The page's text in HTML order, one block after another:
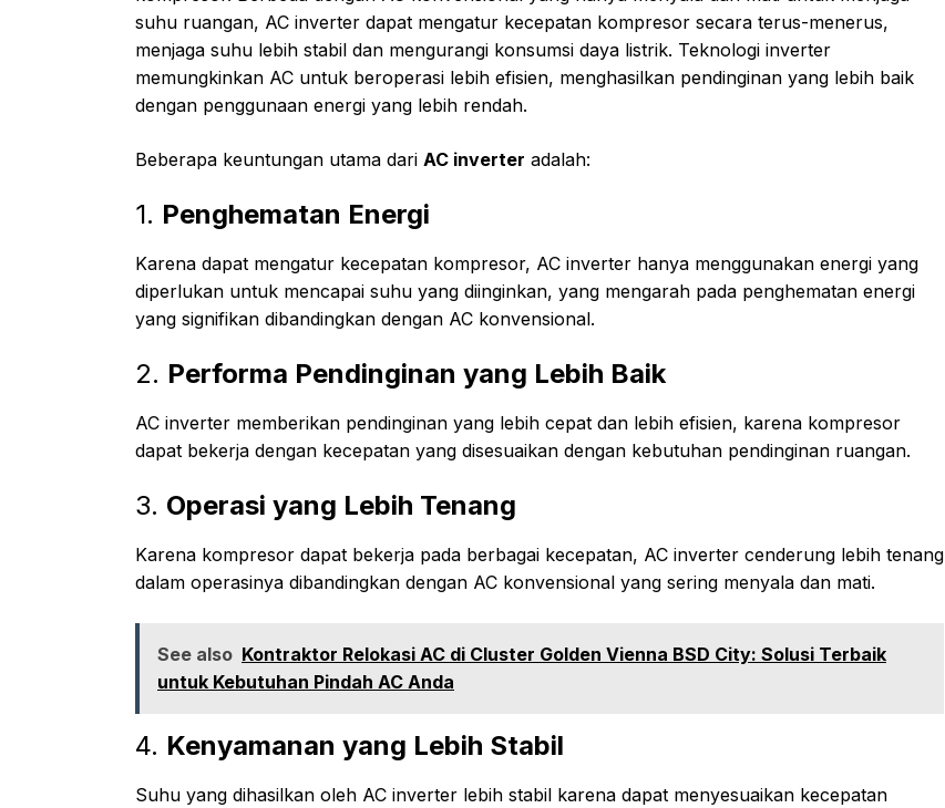
suhu ruangan, AC inverter dapat mengatur kecepatan kompresor secara terus-menerus,
menjaga suhu lebih stabil dan mengurangi konsumsi daya listrik. Teknologi inverter
memungkinkan AC untuk beroperasi lebih efisien, menghasilkan pendinginan yang lebih baik
dengan penggunaan energi yang lebih rendah.
Beberapa keuntungan utama dari AC inverter adalah:
1. Penghematan Energi
Karena dapat mengatur kecepatan kompresor, AC inverter hanya menggunakan energi yang
diperlukan untuk mencapai suhu yang diinginkan, yang mengarah pada penghematan energi
yang signifikan dibandingkan dengan AC konvensional.
2. Performa Pendinginan yang Lebih Baik
AC inverter memberikan pendinginan yang lebih cepat dan lebih efisien, karena kompresor
dapat bekerja dengan kecepatan yang disesuaikan dengan kebutuhan pendinginan ruangan.
3. Operasi yang Lebih Tenang
Karena kompresor dapat bekerja pada berbagai kecepatan, AC inverter cenderung lebih tenang
dalam operasinya dibandingkan dengan AC konvensional yang sering menyala dan mati.
See also Kontraktor Relokasi AC di Cluster Golden Vienna BSD City: Solusi Terbaik
untuk Kebutuhan Pindah AC Anda
4. Kenyamanan yang Lebih Stabil
Suhu yang dihasilkan oleh AC inverter lebih stabil karena dapat menyesuaikan kecepatan